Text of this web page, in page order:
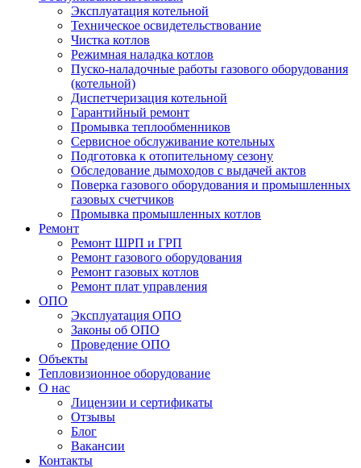
Эксплуатация котельной
Техническое освидетельствование
Чистка котлов
Режимная наладка котлов
Пуско-наладочные работы газового оборудования
(котельной)
Диспетчеризация котельной
Гарантийный ремонт
Промывка теплообменников
Сервисное обслуживание котельных
Подготовка к отопительному сезону
Обследование дымоходов с выдачей актов
Поверка газового оборудования и промышленных
газовых счетчиков
Промывка промышленных котлов
Ремонт
Ремонт ШРП и ГРП
Ремонт газового оборудования
Ремонт газовых котлов
Ремонт плат управления
ОПО
Эксплуатация ОПО
Законы об ОПО
Проведение ОПО
Объекты
Тепловизионное оборудование
О нас
Лицензии и сертификаты
Отзывы
Блог
Вакансии
Контакты